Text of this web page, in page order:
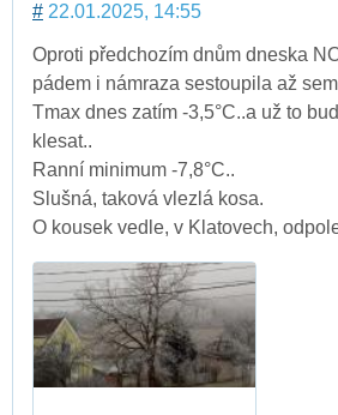
# 22.01.2025, 14:55
Oproti předchozím dnům dneska
pádem i námraza sestoupila až
Tmax dnes zatím -3,5°C..a už to
klesat..
Ranní minimum -7,8°C..
Slušná, taková vlezlá kosa.
O kousek vedle, v Klatovech,